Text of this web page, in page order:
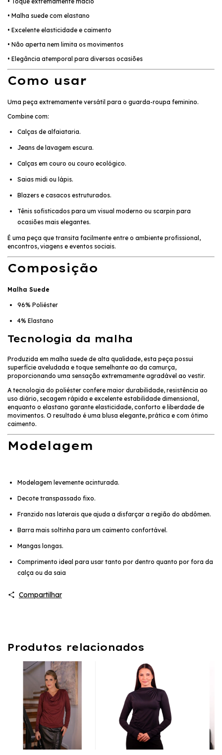
• Malha suede com elastano
• Excelente elasticidade e caimento
• Não aperta nem limita os movimentos
• Elegância atemporal para diversas ocasiões
Como usar
Uma peça extremamente versátil para o guarda-roupa feminino.
Combine com:
Calças de alfaiataria.
Jeans de lavagem escura.
Calças em couro ou couro ecológico.
Saias midi ou lápis.
Blazers e casacos estruturados.
Tênis sofisticados para um visual moderno ou scarpin para
ocasiões mais elegantes.
É uma peça que transita facilmente entre o ambiente profissional,
encontros, viagens e eventos sociais.
Composição
Malha Suede
96% Poliéster
4% Elastano
Tecnologia da malha
Produzida em malha suede de alta qualidade, esta peça possui
superfície aveludada e toque semelhante ao da camurça,
proporcionando uma sensação extremamente agradável ao vestir.
A tecnologia do poliéster confere maior durabilidade, resistência ao
uso diário, secagem rápida e excelente estabilidade dimensional,
enquanto o elastano garante elasticidade, conforto e liberdade de
movimentos. O resultado é uma blusa elegante, prática e com ótimo
caimento.
Modelagem
Modelagem levemente acinturada.
Decote transpassado fixo.
Franzido nas laterais que ajuda a disfarçar a região do abdômen.
Barra mais soltinha para um caimento confortável.
Mangas longas.
Comprimento ideal para usar tanto por dentro quanto por fora da
calça ou da saia
Compartilhar
Produtos relacionados